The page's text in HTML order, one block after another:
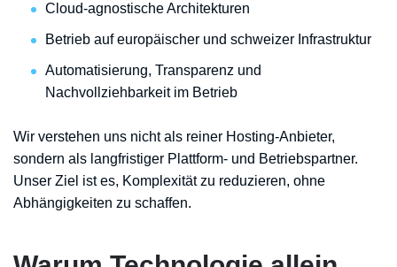
Cloud-agnostische Architekturen
Betrieb auf europäischer und schweizer Infrastruktur
Automatisierung, Transparenz und
Nachvollziehbarkeit im Betrieb
Wir verstehen uns nicht als reiner Hosting-Anbieter,
sondern als langfristiger Plattform- und Betriebspartner.
Unser Ziel ist es, Komplexität zu reduzieren, ohne
Abhängigkeiten zu schaffen.